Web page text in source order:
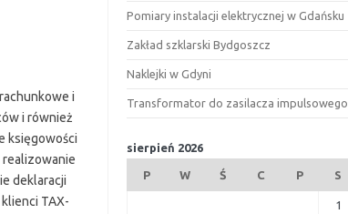
i
i również
księgowości
realizowanie
deklaracji
TAX-
Pomiary instalacji elektrycznej w Gdańsku
Zakład szklarski Bydgoszcz
Naklejki w Gdyni
Transformator do zasilacza impulsowego
sierpień 2026
P W Ś C P S
1